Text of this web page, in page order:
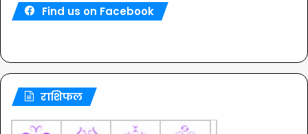
Find us on Facebook
राशिफल